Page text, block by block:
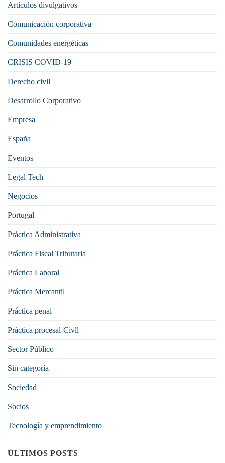
Artículos divulgativos
Comunicación corporativa
Comunidades energéticas
CRISIS COVID-19
Derecho civil
Desarrollo Corporativo
Empresa
España
Eventos
Legal Tech
Negocios
Portugal
Práctica Administrativa
Práctica Fiscal Tributaria
Práctica Laboral
Práctica Mercantil
Práctica penal
Práctica procesal-Civll
Sector Público
Sin categoría
Sociedad
Socios
Tecnología y emprendimiento
ÚLTIMOS POSTS